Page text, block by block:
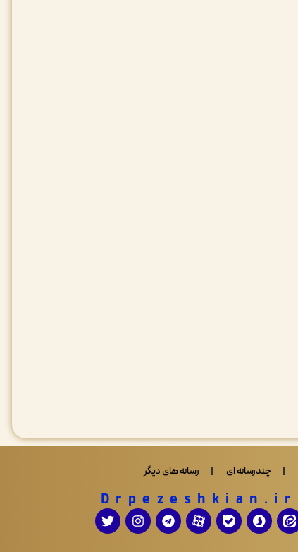
چندرسانه ای رسانه های دیگر
Drpezeshkian.ir